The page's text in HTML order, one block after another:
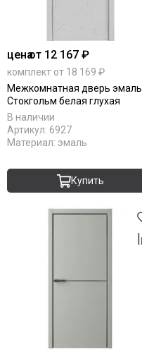
ценаот 12 167 ₽
комплект от 18 169 ₽
Межкомнатная дверь эмаль
Стокгольм белая глухая
В наличии
Артикул: 6927
Материал: эмаль
Купить